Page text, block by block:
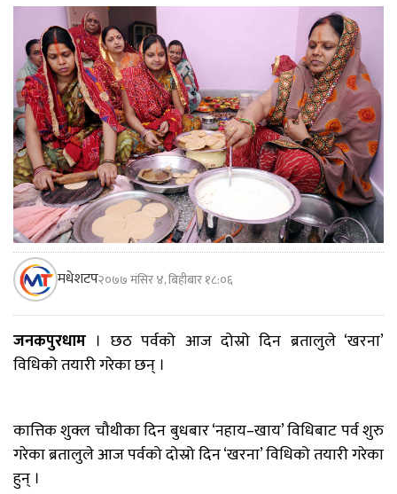
मधेशटप२०७७ मंसिर ४, बिहीबार १८:०६
जनकपुरधाम । छठ पर्वको आज दोस्रो दिन ब्रतालुले ‘खरना’
विधिको तयारी गरेका छन् ।
कात्तिक शुक्ल चौथीका दिन बुधबार ‘नहाय–खाय’ विधिबाट पर्व शुरु
गरेका ब्रतालुले आज पर्वको दोस्रो दिन ‘खरना’ विधिको तयारी गरेका
हुन् ।